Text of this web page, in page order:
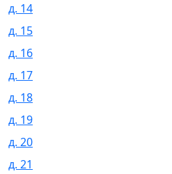
д. 14
д. 15
д. 16
д. 17
д. 18
д. 19
д. 20
д. 21